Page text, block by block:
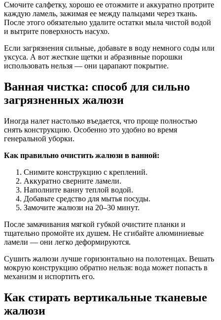
Смочите салфетку, хорошо ее отожмите и аккуратно протрите
каждую ламель, зажимая ее между пальцами через ткань.
После этого обязательно удалите остатки мыла чистой водой
и вытрите поверхность насухо.
Если загрязнения сильные, добавьте в воду немного соды или
уксуса. А вот жесткие щетки и абразивные порошки
использовать нельзя — они царапают покрытие.
Ванная чистка: способ для сильно
загрязненных жалюзи
Иногда налет настолько въедается, что проще полностью
снять конструкцию. Особенно это удобно во время
генеральной уборки.
Как правильно очистить жалюзи в ванной:
Снимите конструкцию с креплений.
Аккуратно сверните ламели.
Наполните ванну теплой водой.
Добавьте средство для мытья посуды.
Замочите жалюзи на 20–30 минут.
После замачивания мягкой губкой очистите планки и
тщательно промойте их душем. Не сгибайте алюминиевые
ламели — они легко деформируются.
Сушить жалюзи лучше горизонтально на полотенцах. Вешать
мокрую конструкцию обратно нельзя: вода может попасть в
механизм и испортить его.
Как стирать вертикальные тканевые
жалюзи